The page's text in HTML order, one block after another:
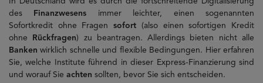
des
Finanzwesens immer leichter, einen sogenannten
Sofortkredit ohne Fragensofort (also einen sofortigen Kredit
ohne
Rückfragen) zu beantragen. Allerdings bieten nicht alle
Bankenwirklich schnelle und flexible Bedingungen. Hier erfahren
Sie, welche Institute führend in dieser Express-Finanzierung sind
und worauf Sie achten sollten, bevor Sie sich entscheiden.